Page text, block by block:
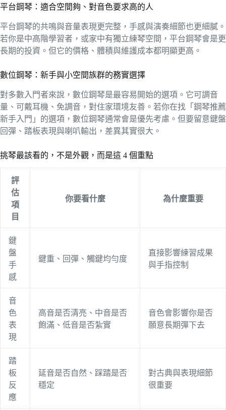
平台鋼琴：適合空間夠、對音色要求高的人
平台鋼琴的共鳴與音量表現更完整，手感與演奏細節也更細膩。
若你是中高階學習者，或家中有獨立練琴空間，平台鋼琴會是更
長期的投資。但它的價格、體積與維護成本都明顯更高。
數位鋼琴：新手與小空間族群的務實選擇
對多數入門者來說，數位鋼琴是最容易開始的選項。它可調音
量、可戴耳機、免調音，對住家環境友善。若你在找「鋼琴推薦
新手入門」的選項，數位鋼琴通常會是優先考慮。但要留意鍵盤
回彈、踏板表現與喇叭輸出，差異其實很大。
挑琴最該看的，不是外觀，而是這 4 個重點
評
估
項
目
你要看什麼 為什麼重要
鍵
盤
手
感
鍵重、回彈、觸鍵均勻度
直接影響練習成果
與手指控制
音
色
表
現
高音是否清亮、中音是否
飽滿、低音是否紮實
音色會影響你是否
願意長期彈下去
踏
板
反
應
延音是否自然、踩踏是否
穩定
對古典與表現細節
很重要